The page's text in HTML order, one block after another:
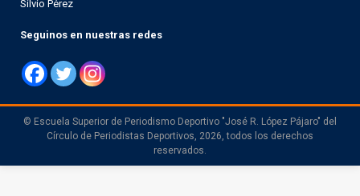
Silvio Pérez
Seguinos en nuestras redes
© Escuela Superior de Periodismo Deportivo "José R. López Pájaro" del
Círculo de Periodistas Deportivos, 2026, todos los derechos
reservados.